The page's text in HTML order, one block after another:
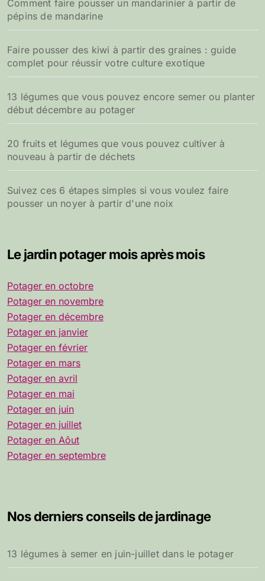
Comment faire pousser un mandarinier à partir de
pépins de mandarine
Faire pousser des kiwi à partir des graines : guide
complet pour réussir votre culture exotique
13 légumes que vous pouvez encore semer ou planter
début décembre au potager
20 fruits et légumes que vous pouvez cultiver à
nouveau à partir de déchets
Suivez ces 6 étapes simples si vous voulez faire
pousser un noyer à partir d'une noix
Le jardin potager mois après mois
Potager en octobre
Potager en novembre
Potager en décembre
Potager en janvier
Potager en février
Potager en mars
Potager en avril
Potager en mai
Potager en juin
Potager en juillet
Potager en Aôut
Potager en septembre
Nos derniers conseils de jardinage
13 légumes à semer en juin-juillet dans le potager